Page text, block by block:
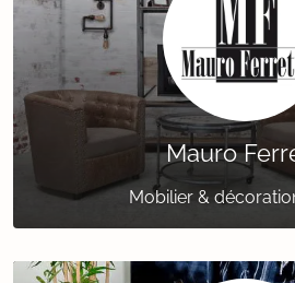
Mauro
Mobilier &